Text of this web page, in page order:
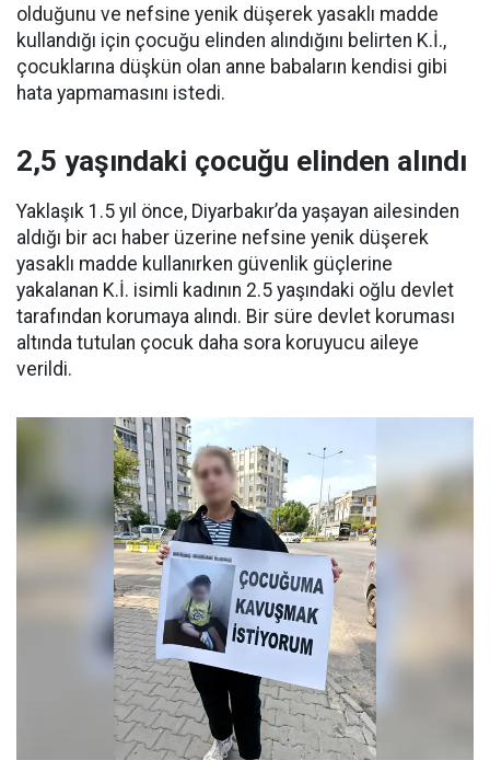
olduğunu ve nefsine yenik düşerek yasaklı madde
kullandığı için çocuğu elinden alındığını belirten K.İ.,
çocuklarına düşkün olan anne babaların kendisi gibi
hata yapmamasını istedi.
2,5 yaşındaki çocuğu elinden alındı
Yaklaşık 1.5 yıl önce, Diyarbakır’da yaşayan ailesinden
aldığı bir acı haber üzerine nefsine yenik düşerek
yasaklı madde kullanırken güvenlik güçlerine
yakalanan K.İ. isimli kadının 2.5 yaşındaki oğlu devlet
tarafından korumaya alındı. Bir süre devlet koruması
altında tutulan çocuk daha sora koruyucu aileye
verildi.